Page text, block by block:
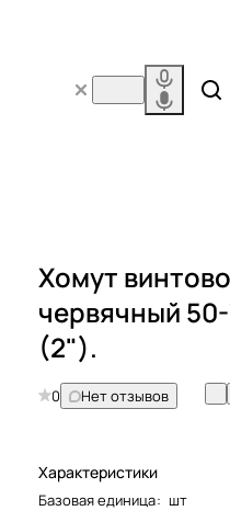
Хомут
червячный
(2").
0 Нет отзывов
Характеристики
Базовая единица: шт